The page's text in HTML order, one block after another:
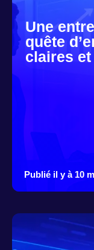
Une
quête
claires
Publié il y à 10